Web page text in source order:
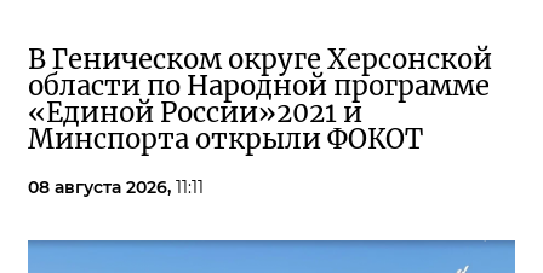
В Геническом округе Херсонской
области по Народной программе
«Единой России»2021 и
Минспорта открыли ФОКОТ
08 августа 2026, 11:11